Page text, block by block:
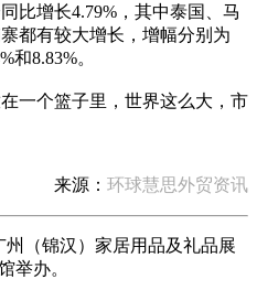
比增长4.79%，其中泰国、马
都有较大增长，增幅分别为
和8.83%。
一个篮子里，世界这么大，市
来源： 环球慧思外贸资讯
州（锦汉）家居用品及礼品展
举办。